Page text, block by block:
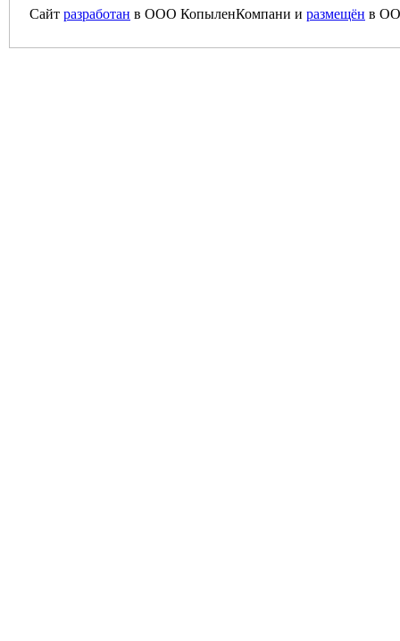
Сайт разработан в ООО КопыленКомпани и размещён в